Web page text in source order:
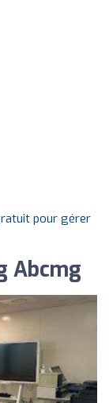
pour gérer
Abcmg